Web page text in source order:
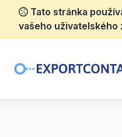
Tato stránka
vašeho uživatelského